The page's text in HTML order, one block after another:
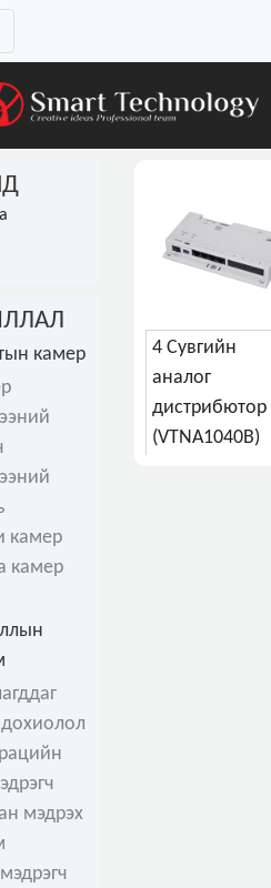
камер
камер
камер
мэдрэх
4 Сувгийн
аналог
дистрибютор
(VTNA1040B)